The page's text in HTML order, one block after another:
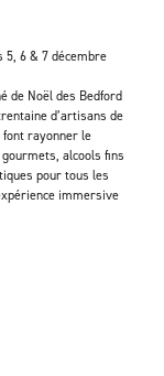
5, 6 & 7 décembre
de Noël des Bedford
d’artisans de
rayonner le
alcools fins
pour tous les
immersive